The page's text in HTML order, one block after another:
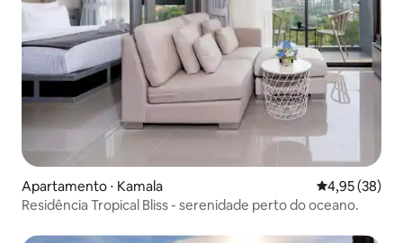
Apartamento ⋅ Kamala 4,95 de uma
4,95 (38)
Residência Tropical Bliss - serenidade perto do oceano.